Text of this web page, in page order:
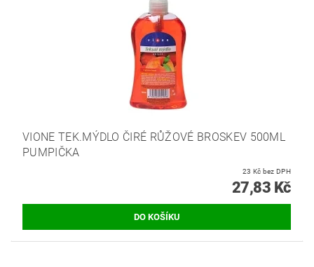
VIONE TEK.MÝDLO ČIRÉ RŮŽOVÉ BROSKEV 500ML
PUMPIČKA
23 Kč bez DPH
27,83 Kč